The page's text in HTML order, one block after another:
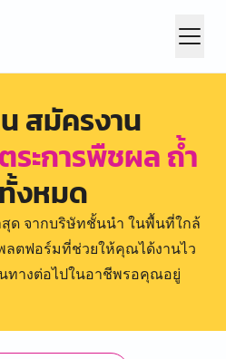
สมัครงาน
ระการพืชผล ถ้ำ
งหมด
ด จากบริษัทชั้นนำ ในพื้นที่ใกล้
ลตฟอร์มที่ช่วยให้คุณได้งานไว
นทางต่อไปในอาชีพรอคุณอยู่